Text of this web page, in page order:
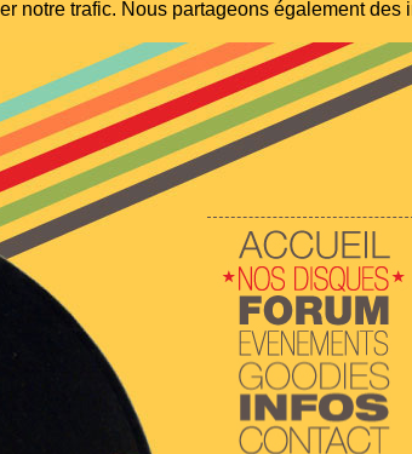
notre trafic. Nous partageons également des